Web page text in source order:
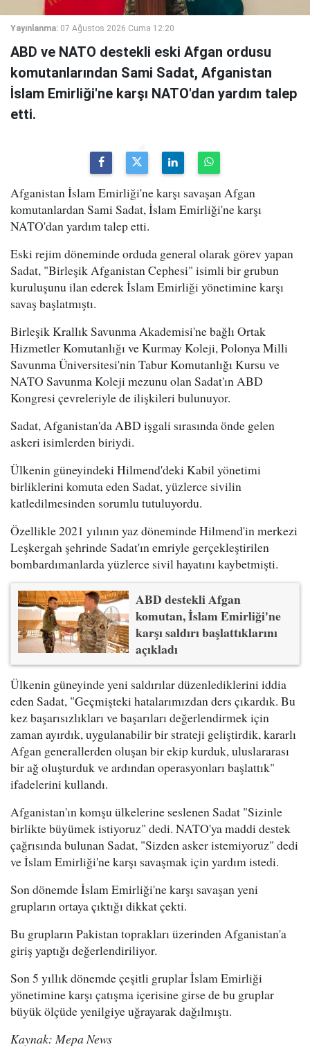
Yayınlanma: 07 Ağustos 2026 Cuma 12:20
ABD ve NATO destekli eski Afgan ordusu
komutanlarından Sami Sadat, Afganistan
İslam Emirliği'ne karşı NATO'dan yardım talep
etti.
Afganistan İslam Emirliği'ne karşı savaşan Afgan
komutanlardan Sami Sadat, İslam Emirliği'ne karşı
NATO'dan yardım talep etti.
Eski rejim döneminde orduda general olarak görev yapan
Sadat, "Birleşik Afganistan Cephesi" isimli bir grubun
kuruluşunu ilan ederek İslam Emirliği yönetimine karşı
savaş başlatmıştı.
Birleşik Krallık Savunma Akademisi'ne bağlı Ortak
Hizmetler Komutanlığı ve Kurmay Koleji, Polonya Milli
Savunma Üniversitesi'nin Tabur Komutanlığı Kursu ve
NATO Savunma Koleji mezunu olan Sadat'ın ABD
Kongresi çevreleriyle de ilişkileri bulunuyor.
Sadat, Afganistan'da ABD işgali sırasında önde gelen
askeri isimlerden biriydi.
Ülkenin güneyindeki Hilmend'deki Kabil yönetimi
birliklerini komuta eden Sadat, yüzlerce sivilin
katledilmesinden sorumlu tutuluyordu.
Özellikle 2021 yılının yaz döneminde Hilmend'in merkezi
Leşkergah şehrinde Sadat'ın emriyle gerçekleştirilen
bombardımanlarda yüzlerce sivil hayatını kaybetmişti.
ABD destekli Afgan
komutan, İslam Emirliği'ne
karşı saldırı başlattıklarını
açıkladı
Ülkenin güneyinde yeni saldırılar düzenlediklerini iddia
eden Sadat, "Geçmişteki hatalarımızdan ders çıkardık. Bu
kez başarısızlıkları ve başarıları değerlendirmek için
zaman ayırdık, uygulanabilir bir strateji geliştirdik, kararlı
Afgan generallerden oluşan bir ekip kurduk, uluslararası
bir ağ oluşturduk ve ardından operasyonları başlattık"
ifadelerini kullandı.
Afganistan'ın komşu ülkelerine seslenen Sadat "Sizinle
birlikte büyümek istiyoruz" dedi. NATO'ya maddi destek
çağrısında bulunan Sadat, "Sizden asker istemiyoruz" dedi
ve İslam Emirliği'ne karşı savaşmak için yardım istedi.
Son dönemde İslam Emirliği'ne karşı savaşan yeni
grupların ortaya çıktığı dikkat çekti.
Bu grupların Pakistan toprakları üzerinden Afganistan'a
giriş yaptığı değerlendiriliyor.
Son 5 yıllık dönemde çeşitli gruplar İslam Emirliği
yönetimine karşı çatışma içerisine girse de bu gruplar
büyük ölçüde yenilgiye uğrayarak dağılmıştı.
Kaynak: Mepa News